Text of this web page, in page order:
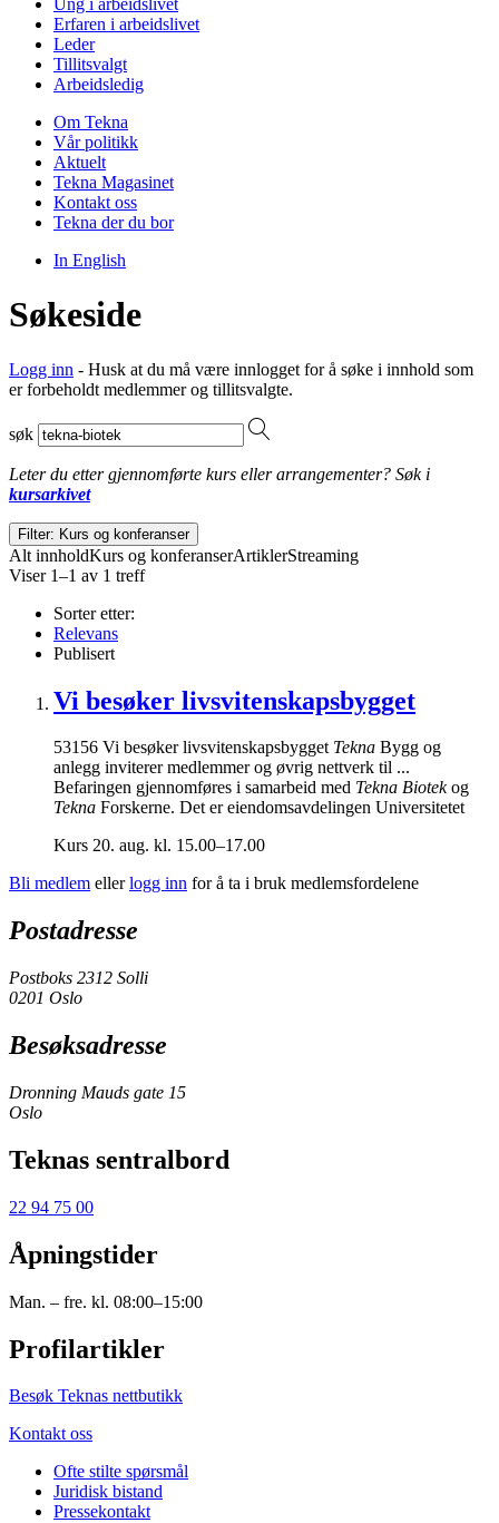
Erfaren i arbeidslivet
Leder
Tillitsvalgt
Arbeidsledig
Om Tekna
Vår politikk
Aktuelt
Tekna Magasinet
Kontakt oss
Tekna der du bor
In English
Søkeside
Logg inn - Husk at du må være innlogget for å søke i innhold som
er forbeholdt medlemmer og tillitsvalgte.
søk
Leter du etter gjennomførte kurs eller arrangementer? Søk i
kursarkivet
Filter: Kurs og konferanser
Alt innholdKurs og konferanserArtiklerStreaming
Viser 1–1 av 1 treff
Sorter etter:
Relevans
Publisert
Vi besøker livsvitenskapsbygget
53156 Vi besøker livsvitenskapsbygget Tekna Bygg og
anlegg inviterer medlemmer og øvrig nettverk til ...
Befaringen gjennomføres i samarbeid med Tekna Biotekog
Tekna Forskerne. Det er eiendomsavdelingen Universitetet
Kurs 20. aug. kl. 15.00–17.00
Bli medlem ellerlogg inn for å ta i bruk medlemsfordelene
Postadresse
Postboks 2312 Solli
0201 Oslo
Besøksadresse
Dronning Mauds gate 15
Oslo
Teknas sentralbord
22 94 75 00
Åpningstider
Man. – fre. kl. 08:00–15:00
Profilartikler
Besøk Teknas nettbutikk
Kontakt oss
Ofte stilte spørsmål
Juridisk bistand
Pressekontakt